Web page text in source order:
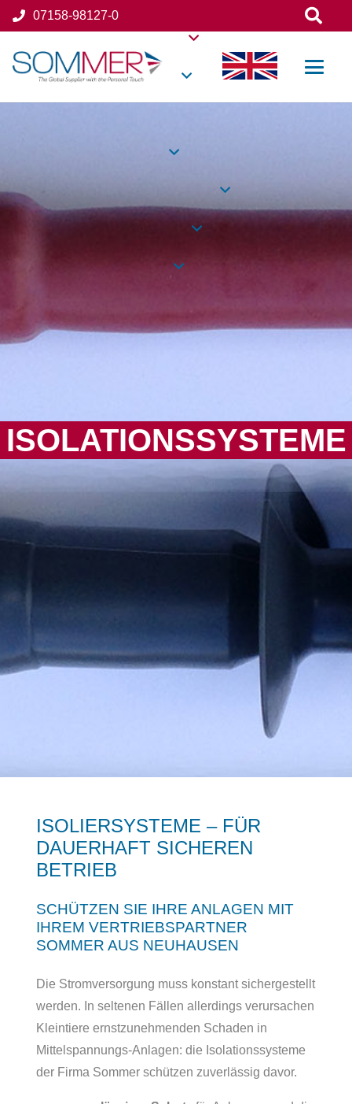
07158-98127-0
ISOLATIONSSYSTEME
ISOLIERSYSTEME – FÜR
DAUERHAFT SICHEREN
BETRIEB
SCHÜTZEN SIE IHRE ANLAGEN MIT
IHREM VERTRIEBSPARTNER
SOMMER AUS NEUHAUSEN
Die Stromversorgung muss konstant sichergestellt
werden. In seltenen Fällen allerdings verursachen
Kleintiere ernstzunehmenden Schaden in
Mittelspannungs-Anlagen: die Isolationssysteme
der Firma Sommer schützen zuverlässig davor.